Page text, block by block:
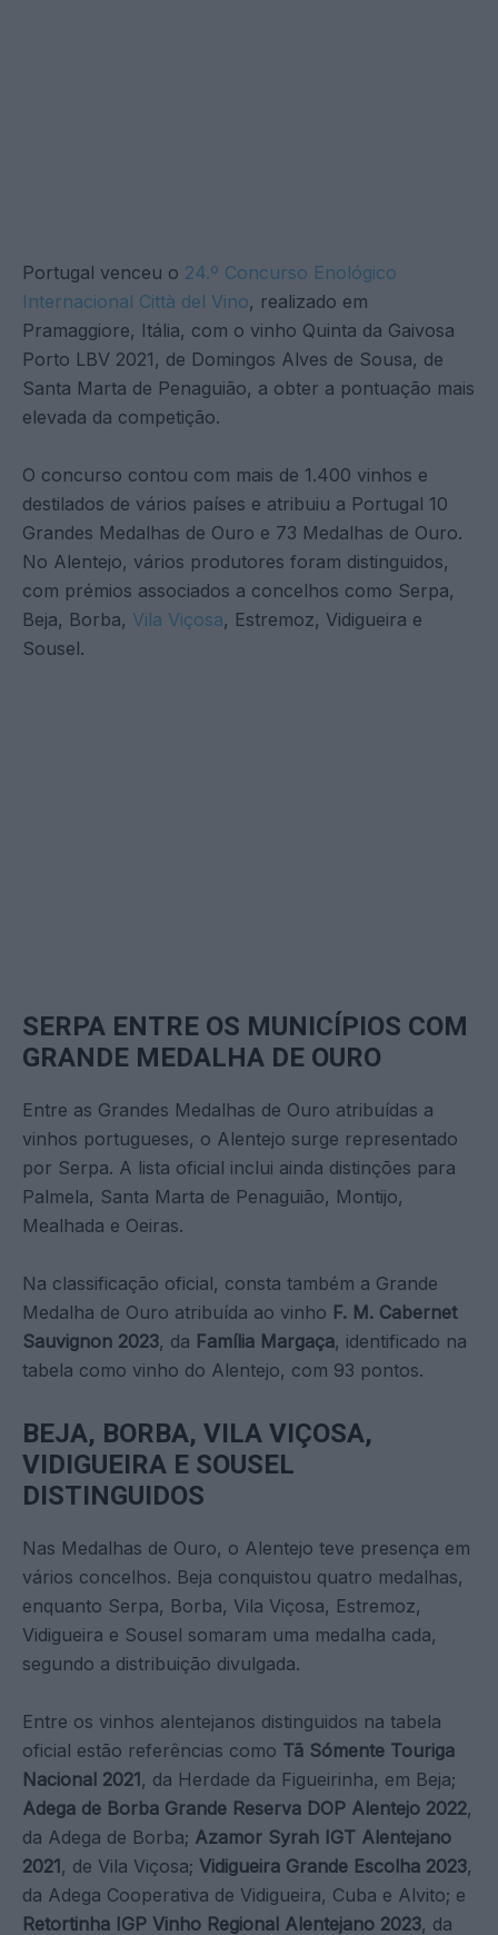
Portugal venceu o 24.º Concurso Enológico
Internacional Città del Vino, realizado em
Pramaggiore, Itália, com o vinho Quinta da Gaivosa
Porto LBV 2021, de Domingos Alves de Sousa, de
Santa Marta de Penaguião, a obter a pontuação mais
elevada da competição.
O concurso contou com mais de 1.400 vinhos e
destilados de vários países e atribuiu a Portugal 10
Grandes Medalhas de Ouro e 73 Medalhas de Ouro.
No Alentejo, vários produtores foram distinguidos,
com prémios associados a concelhos como Serpa,
Beja, Borba, Vila Viçosa, Estremoz, Vidigueira e
Sousel.
SERPA ENTRE OS MUNICÍPIOS COM
GRANDE MEDALHA DE OURO
Entre as Grandes Medalhas de Ouro atribuídas a
vinhos portugueses, o Alentejo surge representado
por Serpa. A lista oficial inclui ainda distinções para
Palmela, Santa Marta de Penaguião, Montijo,
Mealhada e Oeiras.
Na classificação oficial, consta também a Grande
Medalha de Ouro atribuída ao vinho F. M. Cabernet
Sauvignon 2023, da Família Margaça, identificado na
tabela como vinho do Alentejo, com 93 pontos.
BEJA, BORBA, VILA VIÇOSA,
VIDIGUEIRA E SOUSEL
DISTINGUIDOS
Nas Medalhas de Ouro, o Alentejo teve presença em
vários concelhos. Beja conquistou quatro medalhas,
enquanto Serpa, Borba, Vila Viçosa, Estremoz,
Vidigueira e Sousel somaram uma medalha cada,
segundo a distribuição divulgada.
Entre os vinhos alentejanos distinguidos na tabela
oficial estão referências como Tã Sómente Touriga
Nacional 2021, da Herdade da Figueirinha, em Beja;
Adega de Borba Grande Reserva DOP Alentejo 2022,
da Adega de Borba; Azamor Syrah IGT Alentejano
2021, de Vila Viçosa; Vidigueira Grande Escolha 2023,
da Adega Cooperativa de Vidigueira, Cuba e Alvito; e
Retortinha IGP Vinho Regional Alentejano 2023, da